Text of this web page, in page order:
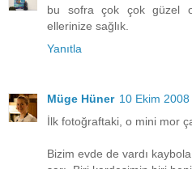
bu sofra çok çok güzel
ellerinize sağlık.
Yanıtla
Müge Hüner 10 Ekim
İlk fotoğraftaki, o mini mor
Bizim evde de vardı